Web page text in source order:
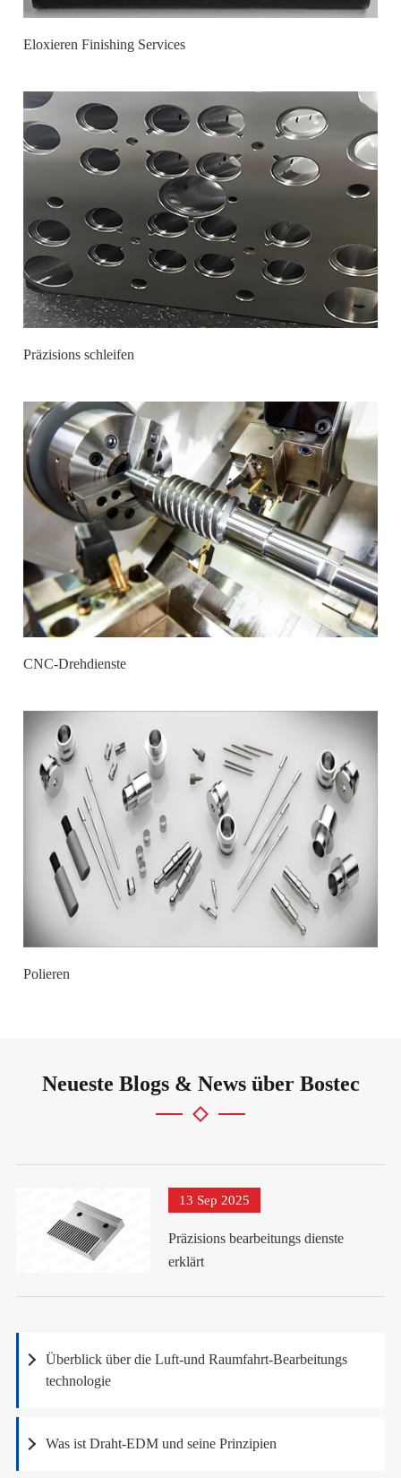
Eloxieren Finishing Services
Präzisions schleifen
CNC-Drehdienste
Polieren
Neueste Blogs & News über Bostec
13 Sep 2025
Präzisions bearbeitungs dienste
erklärt
Überblick über die Luft-und Raumfahrt-Bearbeitungs
technologie
Was ist Draht-EDM und seine Prinzipien